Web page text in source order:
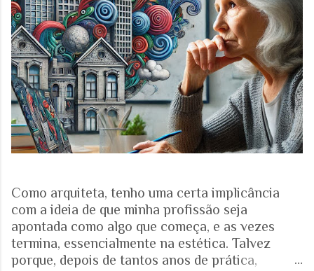
Como arquiteta, tenho uma certa implicância
com a ideia de que minha profissão seja
apontada como algo que começa, e as vezes
termina, essencialmente na estética. Talvez
porque, depois de tantos anos de prática,